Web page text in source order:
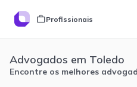
workProfissionais
Advogados em Toledo
Encontre os melhores